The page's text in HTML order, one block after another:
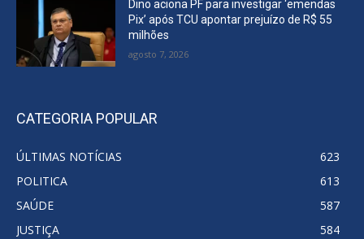
Dino aciona PF para investigar ‘emendas
Pix’ após TCU apontar prejuízo de R$ 55
milhões
agosto 7, 2026
CATEGORIA POPULAR
ÚLTIMAS NOTÍCIAS
623
POLITICA
613
SAÚDE
587
JUSTIÇA
584